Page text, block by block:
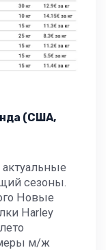
(США,
сезоны.
Новые
Harley
м/ж